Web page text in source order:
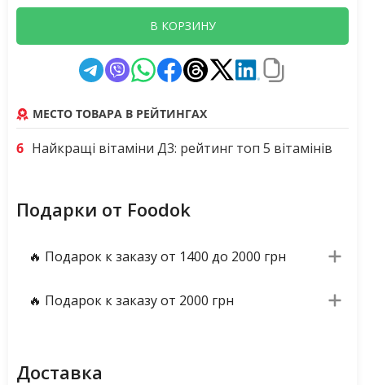
В КОРЗИНУ
МЕСТО ТОВАРА В РЕЙТИНГАХ
6 Найкращі вітаміни Д3: рейтинг топ 5 вітамінів
Подарки от Foodok
🔥 Подарок к заказу от 1400 до 2000 грн
🔥 Подарок к заказу от 2000 грн
Доставка